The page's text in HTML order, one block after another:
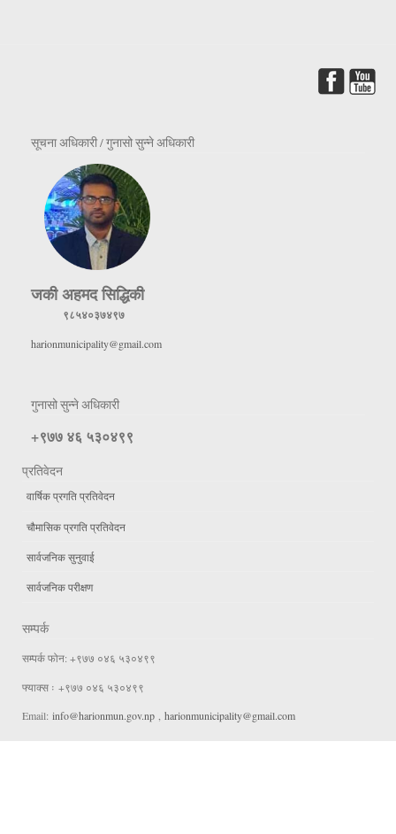
सूचना अधिकारी / गुनासो सुन्ने अधिकारी
जकी अहमद सिद्धिकी
९८५४०३७४९७
harionmunicipality@gmail.com
गुनासो सुन्ने अधिकारी
+९७७ ४६ ५३०४९९
प्रतिवेदन
वार्षिक प्रगति प्रतिवेदन
चौमासिक प्रगति प्रतिवेदन
सार्वजनिक सुनुवाई
सार्वजनिक परीक्षण
सम्पर्क
सम्पर्क फोन: +९७७ ०४६ ५३०४९९
फ्याक्स ः +९७७ ०४६ ५३०४९९
Email: info@harionmun.gov.np , harionmunicipality@gmail.com